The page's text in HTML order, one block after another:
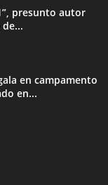
presunto autor
en campamento
en...